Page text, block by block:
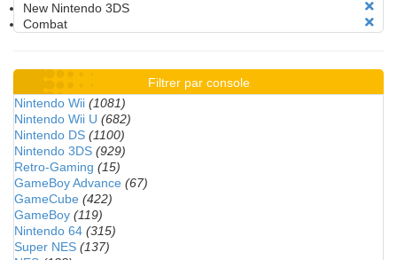
New Nintendo 3DS
Combat
Filtrer par console
Nintendo Wii (1081)
Nintendo Wii U (682)
Nintendo DS (1100)
Nintendo 3DS (929)
Retro-Gaming (15)
GameBoy Advance (67)
GameCube (422)
GameBoy (119)
Nintendo 64 (315)
Super NES (137)